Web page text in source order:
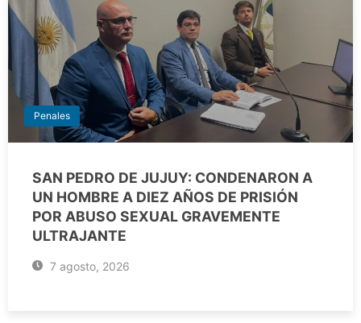
Penales
SAN PEDRO DE JUJUY: CONDENARON A
UN HOMBRE A DIEZ AÑOS DE PRISIÓN
POR ABUSO SEXUAL GRAVEMENTE
ULTRAJANTE
7 agosto, 2026